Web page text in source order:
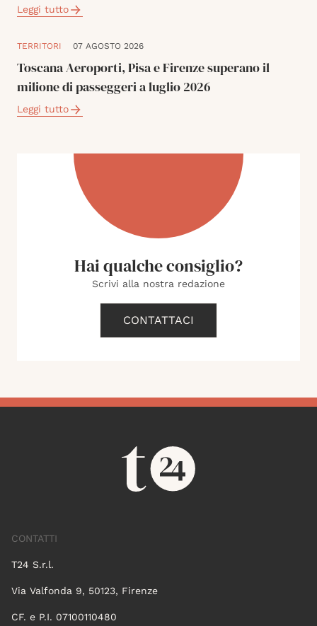
Leggi tutto
TERRITORI 07 AGOSTO 2026
Toscana Aeroporti, Pisa e Firenze superano il
milione di passeggeri a luglio 2026
Leggi tutto
Hai qualche consiglio?
Scrivi alla nostra redazione
CONTATTACI
CONTATTI
T24 S.r.l.
Via Valfonda 9, 50123, Firenze
CF. e P.I. 07100110480